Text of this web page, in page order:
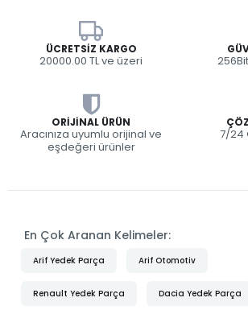
ÜCRETSIZ KARGO
20000.00 TL ve üzeri
ORIJINAL ÜRÜN
Aracınıza uyumlu orijinal ve
eşdeğeri ürünler
7/24
En Çok Aranan Kelimeler:
Arif Yedek Parça Arif Otomotiv
Renault Yedek Parça Dacia Yedek Parça